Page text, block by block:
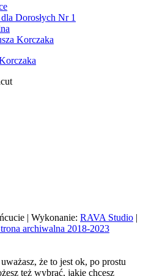
Dorosłych Nr 1
Korczaka
| Wykonanie: RAVA Studio |
archiwalna 2018-2023
że to jest ok, po prostu
też wybrać, jakie chcesz